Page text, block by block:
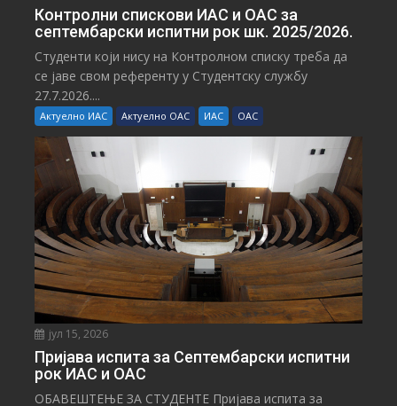
Контролни спискови ИАС и ОАС за
септембарски испитни рок шк. 2025/2026.
Студенти који нису на Контролном списку треба да
се јаве свом референту у Студентску службу
27.7.2026....
Актуелно ИАС Актуелно ОАС ИАС ОАС
јул 15, 2026
Пријава испита за Септембарски испитни
рок ИАС и ОАС
ОБАВЕШТЕЊЕ ЗА СТУДЕНТЕ Пријава испита за